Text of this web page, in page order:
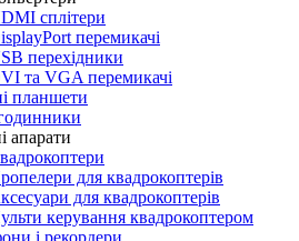
сплітери
перемикачі
перехідники
та VGA перемикачі
планшети
апарати
для квадрокоптерів
для квадрокоптерів
керування квадрокоптером
і рекордери